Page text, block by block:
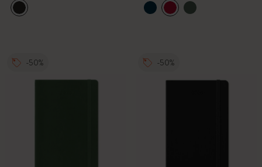
-50% -50%